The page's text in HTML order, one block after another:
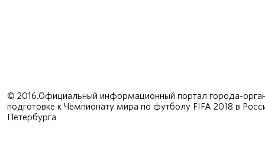
© 2016.Официальный информационный портал города-
подготовке к Чемпионату мира по футболу FIFA 2018 в
Петербурга